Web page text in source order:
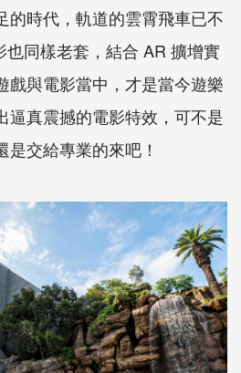
的時代，軌道的雲霄飛車已不
同樣老套，結合 AR 擴增實
戲與電影當中，才是當今遊樂
逼真震撼的電影特效，可不是
交給專業的來吧！